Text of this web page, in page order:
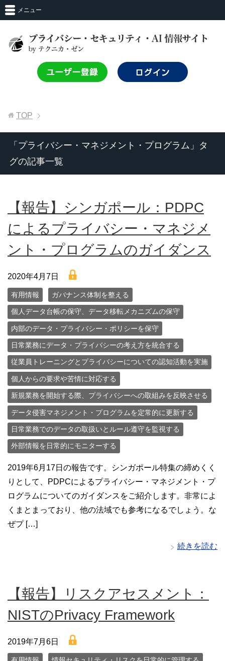
メニュー
TOP
「プライバシー・マネジメント・プログラム」タ
グの記事一覧
【報告】シンガポール：PDPC
によるプライバシー・マネジメ
ント・プログラムのガイダンス
2020年4月7日 lock
有用情報 ガバナンス体制を整える
個人データ台帳の保守、データ移転メカニズムの保守
内部のデータ・プライバシー・ポリシーを保守
日常業務にデータ・プライバシーの考え方を統合する
従業員トレーニングとプライバシーについての認知活動を実施
個人からの要求や苦情に対応する
新規業務を開始する際、プライバシーへの取組みを反映させる
データ侵害マネジメント・プログラムを定常的に更新する
日常業務でのデータの取扱いとルール遵守を監視する
外部情報を日常的にモニターする
2019年6月17日の報告です。シンガポール特集の締めくく
りとして、PDPCによるプライバシー・マネジメント・プ
ログラムについてのガイダンスをご紹介します。非常によ
くまとまっており、他の法域でも参考になるでしょう。な
ぜプ […]
続きを読む
【報告】リスクアセスメント：
NISTのPrivacy Framework
2019年7月6日 lock